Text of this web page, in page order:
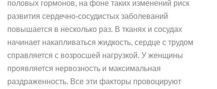
половых гормонов, на фоне таких изменений риск
развития сердечно-сосудистых заболеваний
повышается в несколько раз. В тканях и сосудах
начинает накапливаться жидкость, сердце с трудом
справляется с возросшей нагрузкой. У женщины
проявляется нервозность и максимальная
раздраженность. Все эти факторы провоцируют